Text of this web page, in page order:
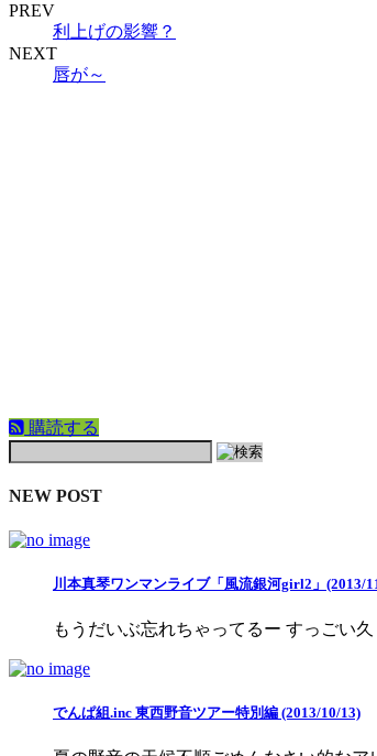
PREV
利上げの影響？
NEXT
唇が～
購読する
NEW POST
川本真琴ワンマンライブ「風流銀河girl2」(2013/
もうだいぶ忘れちゃってるー すっごい
でんぱ組.inc 東西野音ツアー特別編 (2013/10/13)